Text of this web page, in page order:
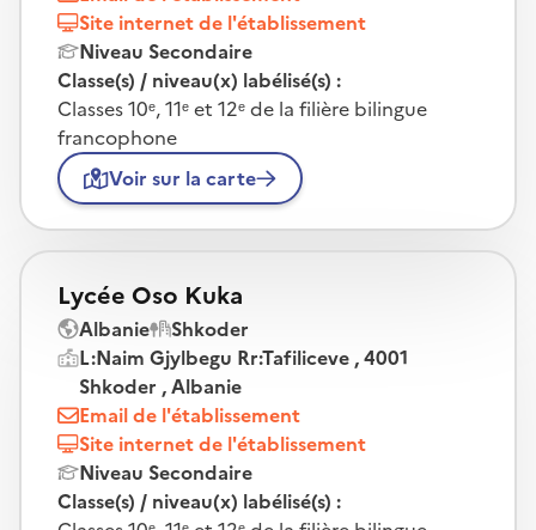
Site internet de l'établissement
Niveau Secondaire
Classe(s) / niveau(x) labélisé(s) :
Classes 10ᵉ, 11ᵉ et 12ᵉ de la filière bilingue
francophone
Voir sur la carte
Lycée Oso Kuka
Albanie
Shkoder
L:Naim Gjylbegu Rr:Tafiliceve , 4001
Shkoder , Albanie
Email de l'établissement
Site internet de l'établissement
Niveau Secondaire
Classe(s) / niveau(x) labélisé(s) :